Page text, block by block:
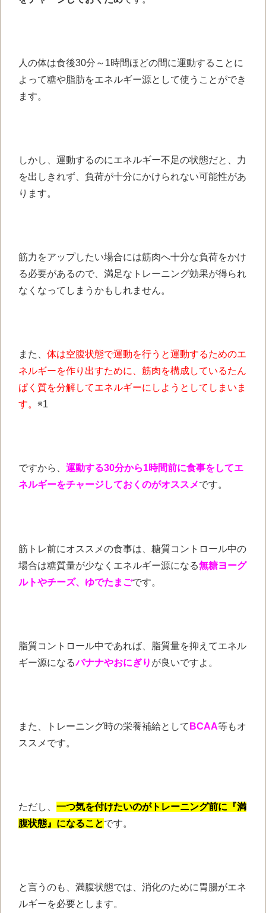
人の体は食後30分～1時間ほどの間に運動することに
よって糖や脂肪をエネルギー源として使うことができ
ます。
しかし、運動するのにエネルギー不足の状態だと、力
を出しきれず、負荷が十分にかけられない可能性があ
ります。
筋力をアップしたい場合には筋肉へ十分な負荷をかけ
る必要があるので、満足なトレーニング効果が得られ
なくなってしまうかもしれません。
また、 体は空腹状態で運動を行うと運動するためのエ
ネルギーを作り出すために、筋肉を構成しているたん
ぱく質を分解してエネルギーにしようとしてしまいま
す。 ※1
ですから、 運動する30分から1時間前に食事をしてエ
ネルギーをチャージしておくのがオススメです。
筋トレ前にオススメの食事は、糖質コントロール中の
場合は糖質量が少なくエネルギー源になる無糖ヨーグ
ルトやチーズ、ゆでたまごです。
脂質コントロール中であれば、脂質量を抑えてエネル
ギー源になるバナナやおにぎり が良いですよ。
また、トレーニング時の栄養補給として BCAA等もオ
ススメです。
ただし、 一つ気を付けたいのがトレーニング前に『満
腹状態』になることです。
と言うのも、満腹状態では、消化のために胃腸がエネ
ルギーを必要とします。